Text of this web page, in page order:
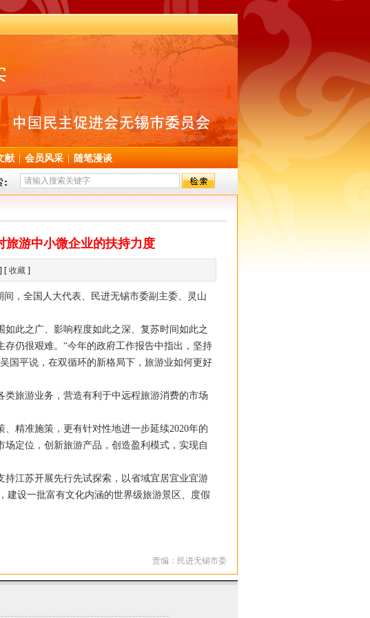
献 会员风采 随笔漫谈
旅游中小微企业的扶持力度
] [ 收藏 ]
，全国人大代表、民进无锡市委副主委、灵山
此之广、影响程度如此之深、复苏时间如此之
仍很艰难。“今年的政府工作报告中指出，坚持
国平说，在双循环的新格局下，旅游业如何更好
旅游业务，营造有利于中远程旅游消费的市场
精准施策，更有针对性地进一步延续2020年的
定位，创新旅游产品，创造盈利模式，实现自
江苏开展先行先试探索，以省域宜居宜业宜游
建设一批富有文化内涵的世界级旅游景区、度假
责编：民进无锡市委